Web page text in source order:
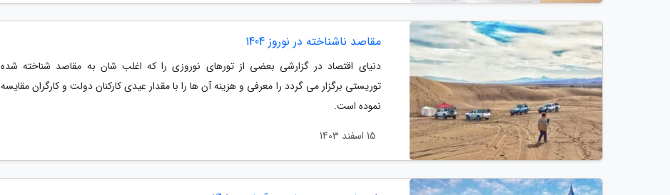
مقاصد ناشناخته در نوروز 1404
دنیای اقتصاد در گزارشی بعضی از تورهای نوروزی را که اغلب شان به مقاصد شناخته شده
توریستی برگزار می گردد را معرفی و هزینه آن ها را با مقدار عیدی کارکنان دولت و کارگران مقایسه
نموده است.
15 اسفند 1403